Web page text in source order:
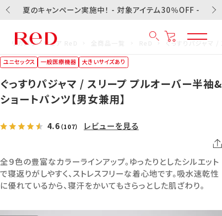
夏のキャンペーン実施中！ - 対象アイテム30％OFF -
リカバリーウェア ReD ぐっすりパジャマ
ユニセックス 一般医療機器 大きいサイズあり
ぐっすりパジャマ / スリープ プルオーバー半袖&
ショートパンツ【男女兼用】
4.6 （107） レビューを見る
全９色の豊富なカラーラインアップ。ゆったりとしたシルエット
で寝返りがしやすく、ストレスフリーな着心地です。吸水速乾性
に優れているから、寝汗をかいてもさらっとした肌ざわり。